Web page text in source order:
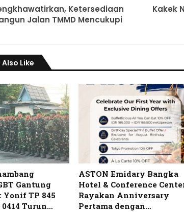
Ketersediaan
Jalan TMMD Mencukupi
Kakek
Like
Gantung
TP 845
Turun…
ASTON Emidary Bangka
Hotel & Conference
Rayakan Anniversary
Pertama dengan…